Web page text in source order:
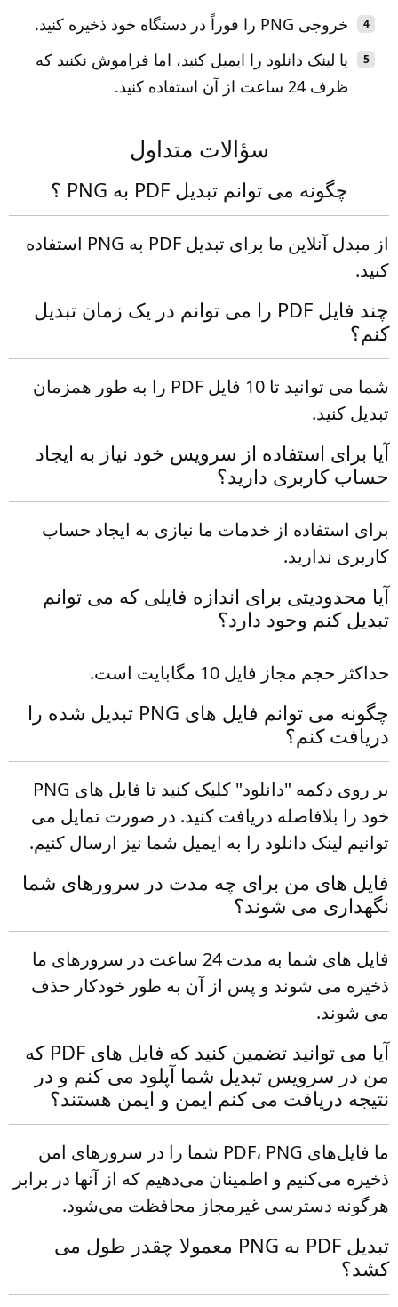
خروجی PNG را فوراً در دستگاه خود ذخیره کنید.
یا لینک دانلود را ایمیل کنید، اما فراموش نکنید که
ظرف 24 ساعت از آن استفاده کنید.
سؤالات متداول
چگونه می توانم تبدیل PDF به PNG ؟
از مبدل آنلاین ما برای تبدیل PDF به PNG استفاده
کنید.
چند فایل PDF را می توانم در یک زمان تبدیل
کنم؟
شما می توانید تا 10 فایل PDF را به طور همزمان
تبدیل کنید.
آیا برای استفاده از سرویس خود نیاز به ایجاد
حساب کاربری دارید؟
برای استفاده از خدمات ما نیازی به ایجاد حساب
کاربری ندارید.
آیا محدودیتی برای اندازه فایلی که می توانم
تبدیل کنم وجود دارد؟
حداکثر حجم مجاز فایل 10 مگابایت است.
چگونه می توانم فایل های PNG تبدیل شده را
دریافت کنم؟
بر روی دکمه "دانلود" کلیک کنید تا فایل های PNG
خود را بلافاصله دریافت کنید. در صورت تمایل می
توانیم لینک دانلود را به ایمیل شما نیز ارسال کنیم.
فایل های من برای چه مدت در سرورهای شما
نگهداری می شوند؟
فایل های شما به مدت 24 ساعت در سرورهای ما
ذخیره می شوند و پس از آن به طور خودکار حذف
می شوند.
آیا می توانید تضمین کنید که فایل های PDF که
من در سرویس تبدیل شما آپلود می کنم و در
نتیجه دریافت می کنم ایمن و ایمن هستند؟
ما فایل‌های PDF، PNG شما را در سرورهای امن
ذخیره می‌کنیم و اطمینان می‌دهیم که از آنها در برابر
هرگونه دسترسی غیرمجاز محافظت می‌شود.
تبدیل PDF به PNG معمولا چقدر طول می
کشد؟